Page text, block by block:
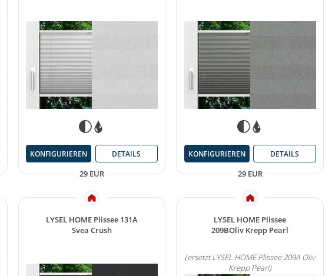
29 EUR
KONFIGURIEREN DETAILS
29 EUR
KONFIGURIEREN DETAILS
LYSEL HOME Plissee 131A
Svea Crush
LYSEL HOME Plissee
209BOliv Krepp Pearl
(ersetzt LYSEL HOME Plissee 209A Oliv
Krepp Pearl)